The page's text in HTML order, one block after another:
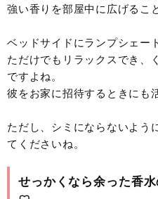
強い香りを部屋中に広げるこ
ベッドサイドにランプシェ
ただけでもリラックスでき、
ですよね。
彼をお家に招待するときにも
ただし、シミにならないよう
てくださいね。
せっかくなら余った香